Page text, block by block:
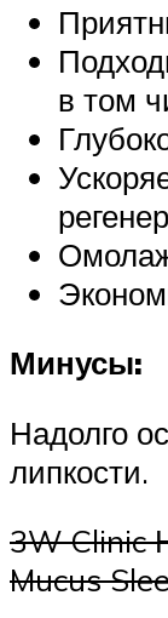
в том
Минусы:
Надолго
липкости.
3W Clinic
Mucus